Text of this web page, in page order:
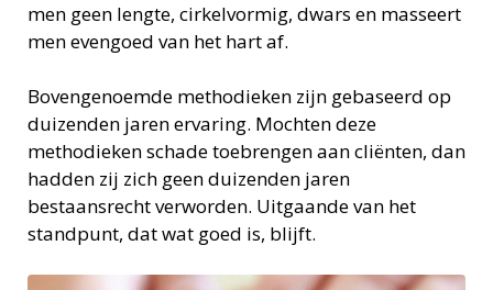
men geen lengte, cirkelvormig, dwars en masseert
men evengoed van het hart af.
Bovengenoemde methodieken zijn gebaseerd op
duizenden jaren ervaring. Mochten deze
methodieken schade toebrengen aan cliënten, dan
hadden zij zich geen duizenden jaren
bestaansrecht verworden. Uitgaande van het
standpunt, dat wat goed is, blijft.